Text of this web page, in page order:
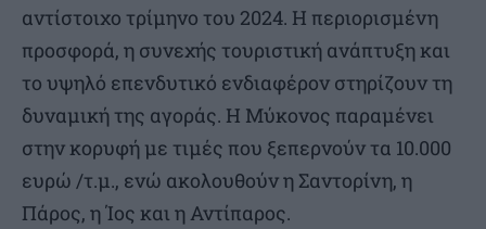
αντίστοιχο τρίμηνο του 2024. Η περιορισμένη
προσφορά, η συνεχής τουριστική ανάπτυξη και
το υψηλό επενδυτικό ενδιαφέρον στηρίζουν τη
δυναμική της αγοράς. Η Μύκονος παραμένει
στην κορυφή με τιμές που ξεπερνούν τα 10.000
ευρώ /τ.μ., ενώ ακολουθούν η Σαντορίνη, η
Πάρος, η Ίος και η Αντίπαρος.